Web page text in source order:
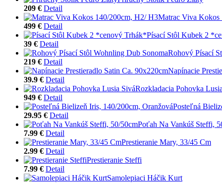
209 € Detail
Matrac Viva Kokos
499 € Detail
Písací Stôl Kubek 2
39 € Detail
Rohový Písací
219 € Detail
Napínacie
39.9 € Detail
Rozkladacia Pohovka
949 € Detail
Posteľná
29.95 € Detail
Poťah Na Vankúš Steffi,
7.99 € Detail
Prestieranie Mary, 33/45 Cm
2.99 € Detail
Prestieranie Steffi
7.99 € Detail
Samolepiaci Háčik Kurt